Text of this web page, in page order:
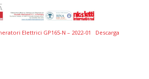
Elettrici GP165-N – 2022-01 Descarga